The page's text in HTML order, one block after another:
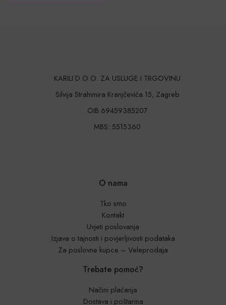
KARILI D.O.O. ZA USLUGE I TRGOVINU
Silvija Strahimira Kranjčevića 15, Zagreb
OIB 69459385207
MBS: 5515360
O nama
Tko smo
Kontakt
Uvjeti poslovanja
Izjava o tajnosti i povjerljivosti podataka
Za poslovne kupce – Veleprodaja
Trebate pomoć?
Načini plaćanja
Dostava i poštarina